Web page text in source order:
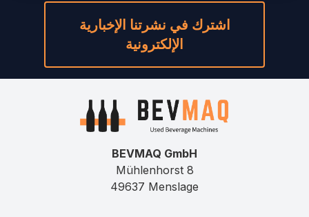
اشترك في نشرتنا الإخبارية
الإلكترونية
BEVMAQ GmbH
Mühlenhorst 8
49637 Menslage